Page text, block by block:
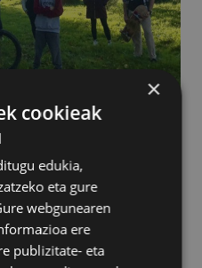
lehiaketa publikoa.
Zut skateparks sociedad
parke berria. Zaletuekin
eta 303.907,61€ko
×
cookieak
edukia,
eta gure
webgunearen
ere
publizitate- eta